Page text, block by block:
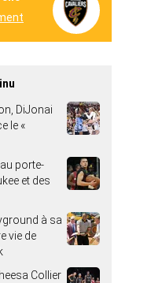
DiJonai
le «
porte-
et des
à sa
vie de
Collier